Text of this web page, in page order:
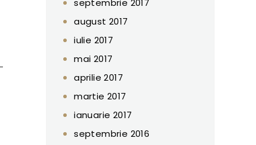
septembrie 2017
august 2017
iulie 2017
mai 2017
aprilie 2017
martie 2017
ianuarie 2017
septembrie 2016